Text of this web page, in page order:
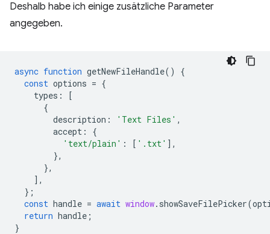
Deshalb habe ich einige zusätzliche Parameter
angegeben.
async function getNewFileHandle()
{
const options = {
types :
[
{
description : 'Text Files' ,
accept :
{
'text/plain' : [ '.txt' ],
},
},
],
};
const handle = await window. showSaveFilePicker(
return handle ;
}